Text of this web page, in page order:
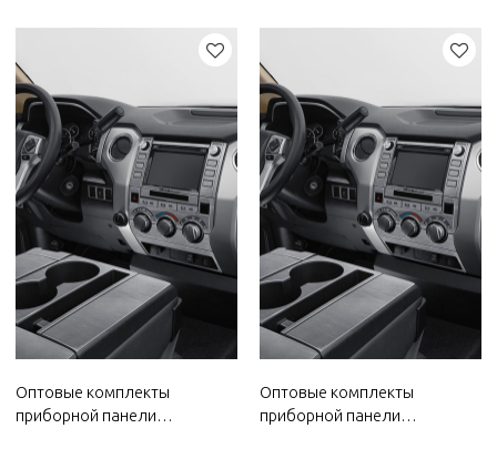
термостойкие | Автозапчасти
для кузова Bestune
термостойкие | Автозапчасти
для кузова Wuling
Оптовые комплекты
приборной панели
Оптовые комплекты
приборной панели